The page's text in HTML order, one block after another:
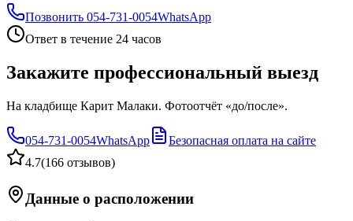
Позвонить 054-731-0054WhatsApp
Ответ в течение 24 часов
Закажите профессиональный выезд
На кладбище Карит Малаки. Фотоотчёт «до/после».
054-731-0054WhatsApp
Безопасная оплата на сайте
4.7(166 отзывов)
Данные о расположении